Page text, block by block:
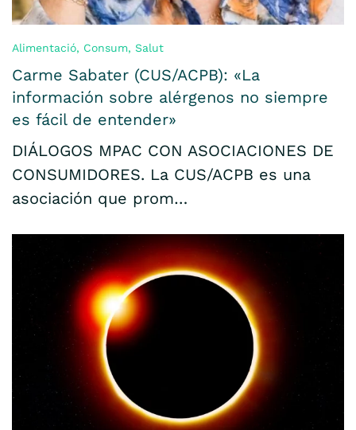
Alimentació, Consum, Salut
Carme Sabater (CUS/ACPB): «La
información sobre alérgenos no siempre
es fácil de entender»
DIÁLOGOS MPAC CON ASOCIACIONES DE
CONSUMIDORES. La CUS/ACPB es una
asociación que prom…